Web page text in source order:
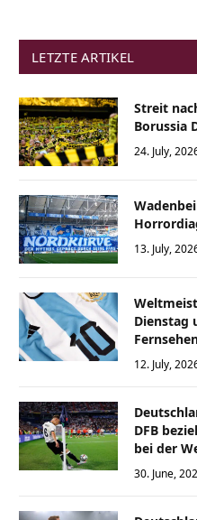
LETZTE ARTIKEL
Streit
Borussia
24. July,
13. July,
Dienstag
12. July,
DFB
bei der
30. June,